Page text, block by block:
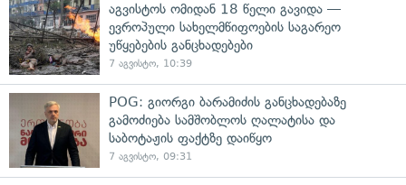
აგვისტოს ომიდან 18 წელი გავიდა —
ევროპული სახელმწიფოების საგარეო
უწყებების განცხადებები
7 აგვისტო, 10:39
POG: გიორგი ბარამიძის განცხადებაზე
გამოძიება სამშობლოს ღალატისა და
საბოტაჟის ფაქტზე დაიწყო
7 აგვისტო, 09:31